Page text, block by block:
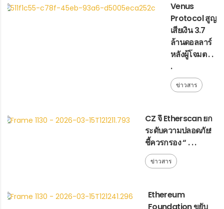
Venus
Protocol สูญ
เสียเงิน 3.7
ล้านดอลลาร์
หลังผู้โจมต . .
.
ข่าวสาร
CZ จี้ Etherscan ยก
ระดับความปลอดภัย!
ชี้ควรกรอง “ . . .
ข่าวสาร
Ethereum